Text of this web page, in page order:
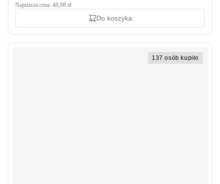
Najniższa cena: 48,98 zł
Do koszyka
137 osób kupiło